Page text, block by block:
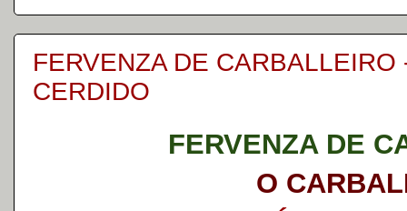
FERVENZA DE
CERDIDO
FERVENZA DE
O